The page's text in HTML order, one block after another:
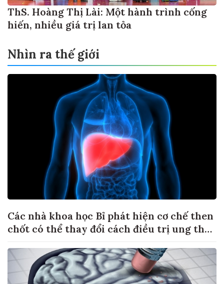
ThS. Hoàng Thị Lài: Một hành trình cống
hiến, nhiều giá trị lan tỏa
Nhìn ra thế giới
Các nhà khoa học Bỉ phát hiện cơ chế then
chốt có thể thay đổi cách điều trị ung thư